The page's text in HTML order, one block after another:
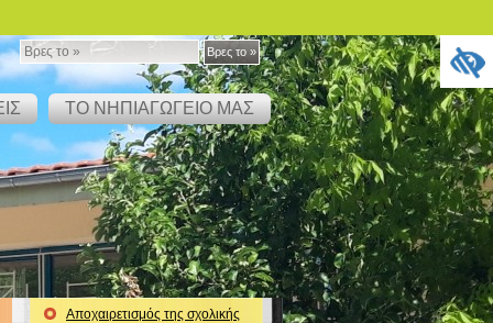
Βρες
το
»
Βρες το »
ΤΟ ΝΗΠΙΑΓΩΓΕΙΟ ΜΑΣ
Αποχαιρετισμός της σχολικής